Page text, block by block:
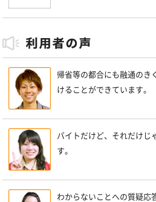
帰省等の都合にも融通のき
けることができています。
バイトだけど、それだけじ
す。
わからないことへの質疑応